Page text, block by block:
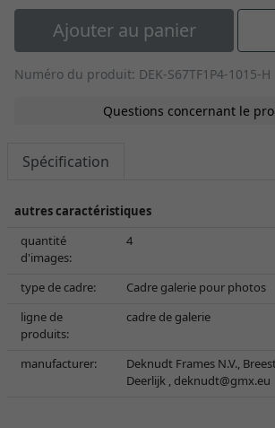
Ajouter au panier
Numéro du produit: DEK-S67TF1P4-1015-H
Questions concernant le
Spécification
autres caractéristiques
quantité
d'images:
4
type de cadre:
Cadre galerie pour photos
ligne de
produits:
cadre de galerie
manufacturer:
Deknudt Frames N.V.,
Deerlijk , deknudt@gmx.eu